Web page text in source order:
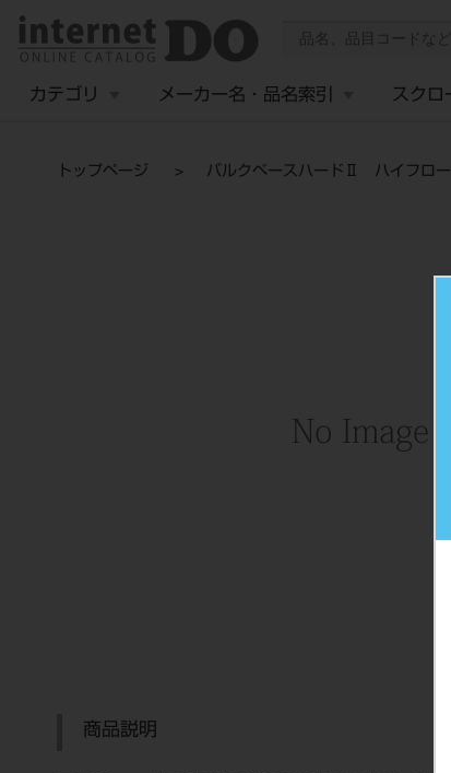
カテゴリ メーカー名・品名索引 スクロ
トップページ バルクベースハードⅡ ハイフロ
商品説明